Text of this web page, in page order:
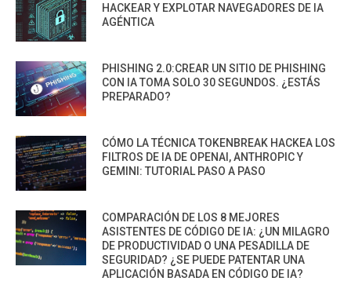
HACKEAR Y EXPLOTAR NAVEGADORES DE IA
AGÉNTICA
PHISHING 2.0:CREAR UN SITIO DE PHISHING
CON IA TOMA SOLO 30 SEGUNDOS. ¿ESTÁS
PREPARADO?
CÓMO LA TÉCNICA TOKENBREAK HACKEA LOS
FILTROS DE IA DE OPENAI, ANTHROPIC Y
GEMINI: TUTORIAL PASO A PASO
COMPARACIÓN DE LOS 8 MEJORES
ASISTENTES DE CÓDIGO DE IA: ¿UN MILAGRO
DE PRODUCTIVIDAD O UNA PESADILLA DE
SEGURIDAD? ¿SE PUEDE PATENTAR UNA
APLICACIÓN BASADA EN CÓDIGO DE IA?